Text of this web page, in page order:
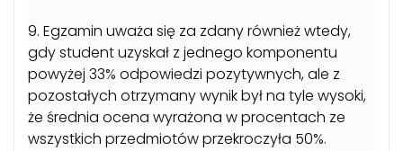
9. Egzamin uważa się za zdany również wtedy,
gdy student uzyskał z jednego komponentu
powyżej 33% odpowiedzi pozytywnych, ale z
pozostałych otrzymany wynik był na tyle wysoki,
że średnia ocena wyrażona w procentach ze
wszystkich przedmiotów przekroczyła 50%.